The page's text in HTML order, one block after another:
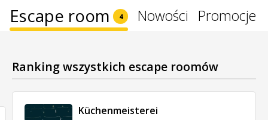
Escape room 4 Nowości Promocje
Ranking wszystkich escape roomów
Küchenmeisterei